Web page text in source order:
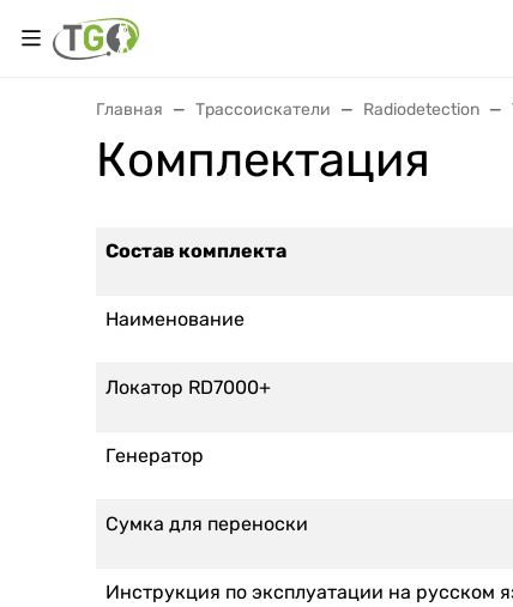
Главная Трассоискатели Radiodetection
Комплектация
Состав комплекта
Наименование
Локатор RD7000+
Генератор
Сумка для переноски
Инструкция по эксплуатации на русском